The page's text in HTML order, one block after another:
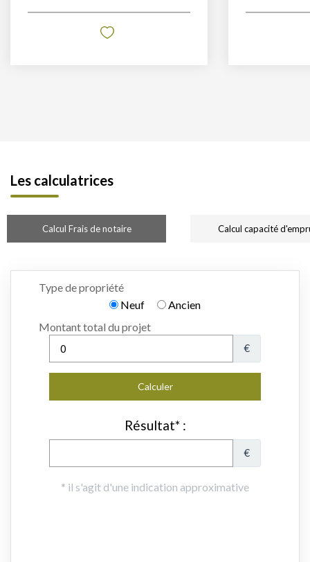
Les calculatrices
Calcul Frais de notaire Calcul capacité